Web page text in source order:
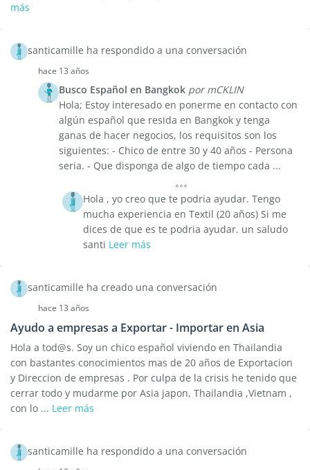
más
santicamille ha respondido a una conversación
hace 13 años
Busco Español en Bangkok por mCKLIN
Hola; Estoy interesado en ponerme en contacto con
algún español que resida en Bangkok y tenga
ganas de hacer negocios, los requisitos son los
siguientes: - Chico de entre 30 y 40 años - Persona
seria. - Que disponga de algo de tiempo cada ...
Hola , yo creo que te podria ayudar. Tengo
mucha experiencia en Textil (20 años) Si me
dices de que es te podria ayudar. un saludo
santi Leer más
santicamille ha creado una conversación
hace 13 años
Ayudo a empresas a Exportar - Importar en Asia
Hola a tod@s. Soy un chico español viviendo en Thailandia
con bastantes conocimientos mas de 20 años de Exportacion
y Direccion de empresas . Por culpa de la crisis he tenido que
cerrar todo y mudarme por Asia japon, Thailandia ,Vietnam ,
con lo ... Leer más
santicamille ha respondido a una conversación